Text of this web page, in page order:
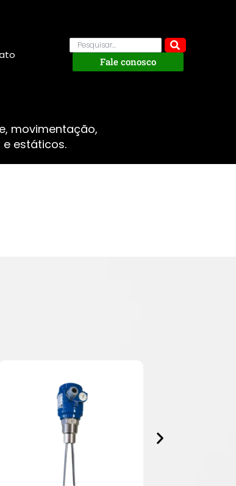
Fale conosco
movimentação,
estáticos.